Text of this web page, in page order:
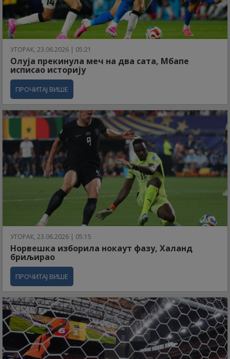
УТОРАК, 23.06.2026 | 05:21
Олуја прекинула меч на два сата, Мбапе
исписао историју
ПРОЧИТАЈ ВИШЕ
УТОРАК, 23.06.2026 | 05:15
Норвешка изборила нокаут фазу, Халанд
бриљирао
ПРОЧИТАЈ ВИШЕ